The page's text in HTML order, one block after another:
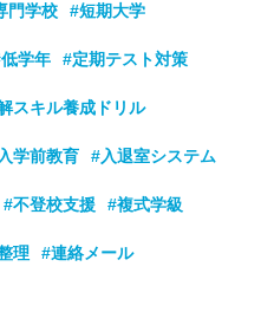
門学校 #短期大学
学年 #定期テスト対策
スキル養成ドリル
学前教育 #入退室システム
#不登校支援 #複式学級
理 #連絡メール